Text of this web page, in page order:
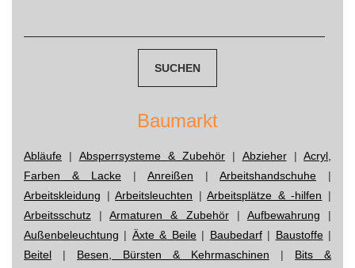
Baumarkt
Abläufe | Absperrsysteme & Zubehör | Abzieher| Acryl,
Farben & Lacke | Anreißen | Arbeitshandschuhe |
Arbeitskleidung |Arbeitsleuchten |Arbeitsplätze & -hilfen |
Arbeitsschutz |Armaturen & Zubehör| Aufbewahrung |
Außenbeleuchtung | Äxte & Beile| Baubedarf| Baustoffe|
Beitel | Besen, Bürsten & Kehrmaschinen | Bits &